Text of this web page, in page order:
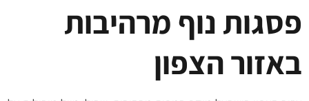
פסגות נוף מרהיבות
באזור הצפון